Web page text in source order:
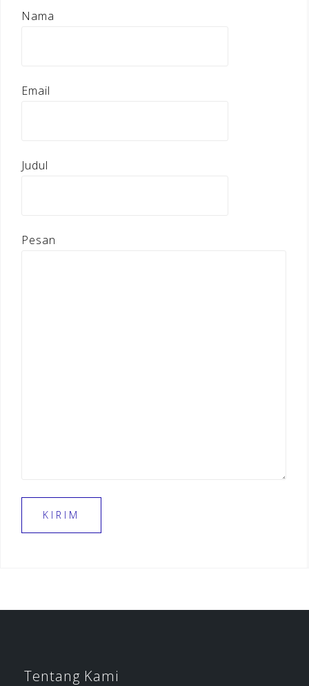
Nama
Email
Judul
Pesan
Tentang Kami